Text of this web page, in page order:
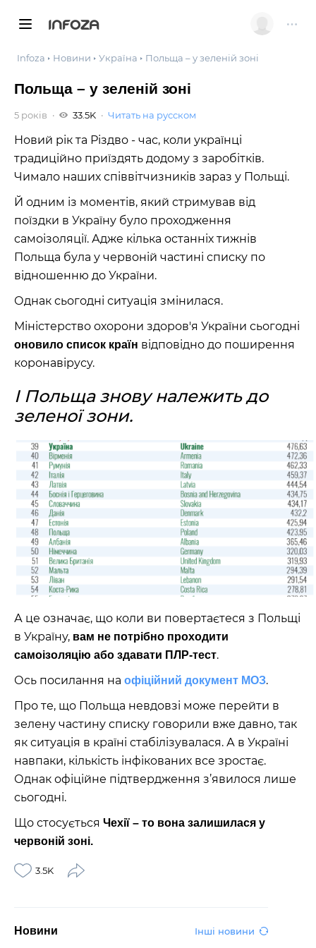
INFOZA
Infoza Новини Україна Польща – у зеленій зоні
Польща – у зеленій зоні
5 років 33.5K Читать на русском
Новий рік та Різдво - час, коли українці
традиційно приїздять додому з заробітків.
Чимало наших співвітчизників зараз у Польщі.
Й одним із моментів, який стримував від
поїздки в Україну було проходження
самоізоляції. Адже кілька останніх тижнів
Польща була у червоній частині списку по
відношенню до України.
Однак сьогодні ситуація змінилася.
Міністерство охорони здоров'я України сьогодні
оновило список країн відповідно до поширення
коронавірусу.
І Польща знову належить до
зеленої зони.
А це означає, що коли ви повертаєтеся з Польщі
в Україну, вам не потрібно проходити
самоізоляцію або здавати ПЛР-тест.
Ось посилання на офіційний документ МОЗ.
Про те, що Польща невдовзі може перейти в
зелену частину списку говорили вже давно, так
як ситуація в країні стабілізувалася. А в Україні
навпаки, кількість інфікованих все зростає.
Однак офіційне підтвердження з’явилося лише
сьогодні.
Що стосується Чехії – то вона залишилася у
червоній зоні.
3.5K
Новини Інші новини